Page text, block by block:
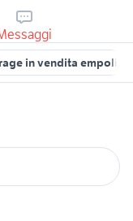
in vendita empoli